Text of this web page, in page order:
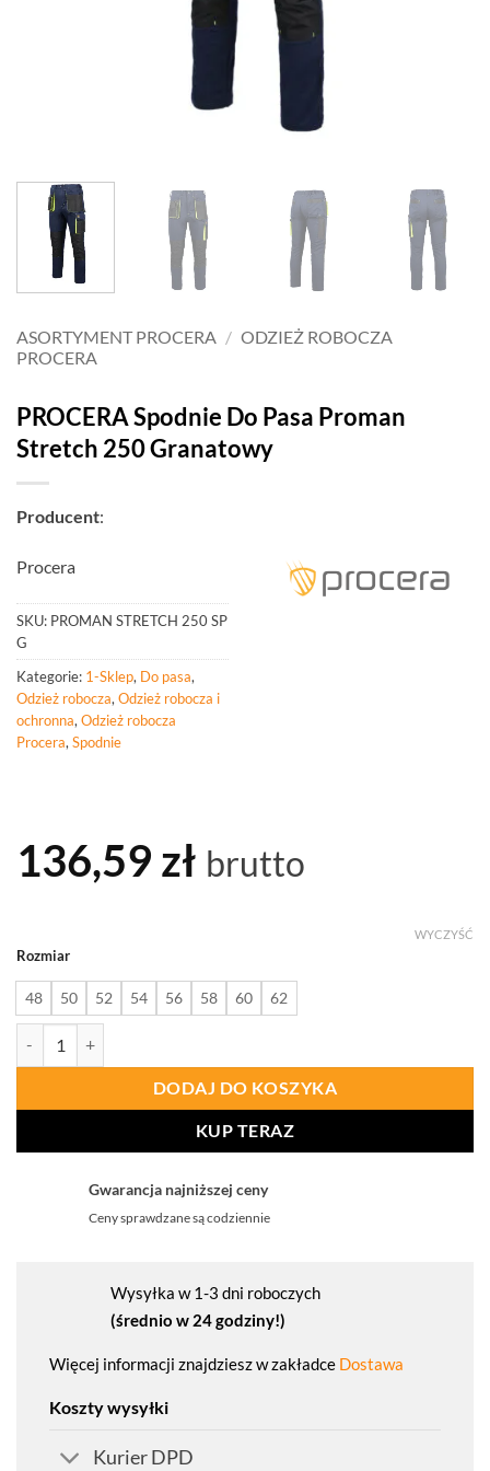
ASORTYMENT PROCERA / ODZIEŻ ROBOCZA
PROCERA
PROCERA Spodnie Do Pasa Proman
Stretch 250 Granatowy
Producent:
Procera
SKU: PROMAN STRETCH 250 SP
G
Kategorie: 1-Sklep, Do pasa,
Odzież robocza, Odzież robocza i
ochronna, Odzież robocza
Procera, Spodnie
136,59 zł brutto
Rozmiar
48 50 52 54 56 58 60 62
WYCZYŚĆ
DODAJ DO KOSZYKA
KUP TERAZ
Gwarancja najniższej ceny
Ceny sprawdzane są codziennie
Wysyłka w 1-3 dni roboczych
(średnio w 24 godziny!)
Więcej informacji znajdziesz w zakładce Dostawa
Koszty wysyłki
Kurier DPD